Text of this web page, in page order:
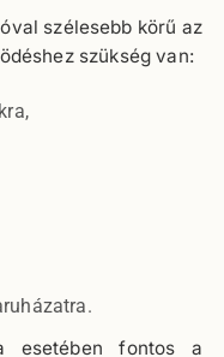
szélesebb körű az
szükség van:
esetében fontos a